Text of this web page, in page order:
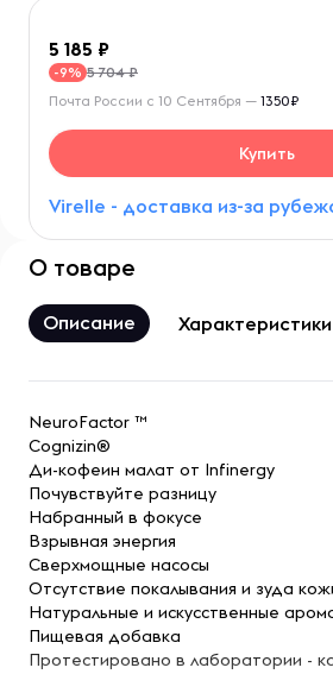
5 185
-9% 5 704 ₽
Virelle - доставка из-за
Почта России с 10 Сентября — 1350₽
Купить
О товаре
Описание Характеристики
NeuroFactor ™
Cognizin®
Ди-кофеин малат от Infinergy
Почувствуйте разницу
Набранный в фокусе
Взрывная энергия
Сверхмощные насосы
Отсутствие покалывания и зуда
Натуральные и искусственные
Пищевая добавка
Протестировано в лаборатории -